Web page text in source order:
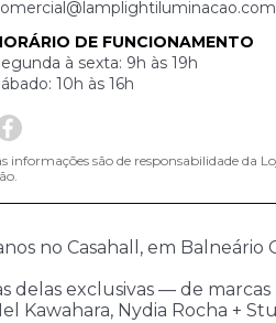
DE FUNCIONAMENTO
à sexta: 9h às 19h
10h às 16h
informações são de responsabilidade da
no Casahall, em Balneário
exclusivas — de marcas
Kawahara, Nydia Rocha +